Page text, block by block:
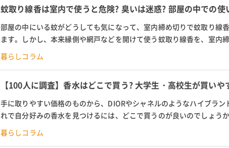
蚊取り線香は室内で使うと危険? 臭いは迷惑? 部屋の中での使
部屋の中にいる蚊がどうしても気になって、室内締め切りで蚊取り線
ます。しかし、本来縁側や網戸などを開けて使う蚊取り線香を、室内
しょうか。本記事では、室内で蚊取り線香を使う危険...
暮らしコラム
【100人に調査】香水はどこで買う? 大学生・高校生が買い
手に取りやすい価格のものから、DIORやシャネルのようなハイブラ
れで自分好みの香水を見つけるには、どこで買うのが良いのでしょう
100人にアンケートを実施。香水が売ってる場所や、大学生...
暮らしコラム